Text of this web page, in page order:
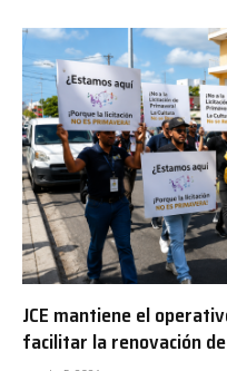
JCE mantiene el
facilitar la renovación